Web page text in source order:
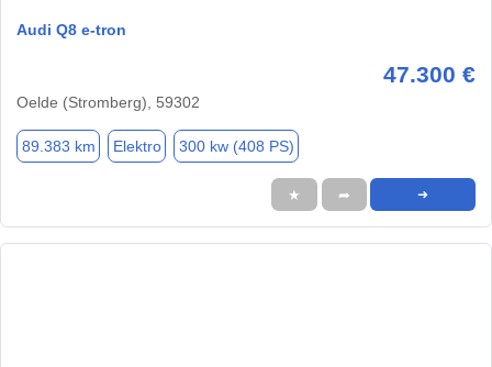
Audi Q8 e-tron
47.300 €
Oelde (Stromberg), 59302
89.383 km Elektro 300 kw (408 PS)
★ ➦ ➜